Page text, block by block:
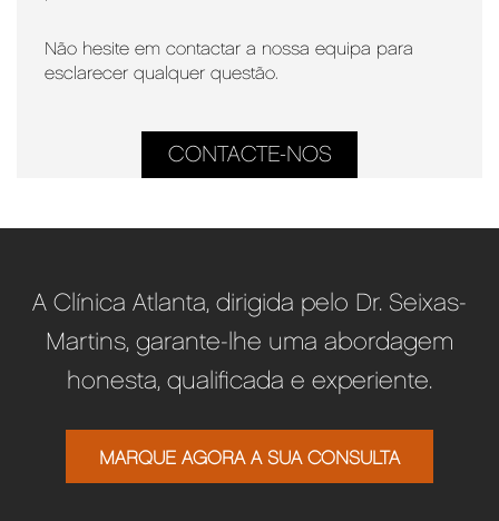
Não hesite em contactar a nossa equipa para
esclarecer qualquer questão.
CONTACTE-NOS
A Clínica Atlanta, dirigida pelo Dr. Seixas-
Martins, garante-lhe uma abordagem
honesta, qualificada e experiente.
MARQUE AGORA A SUA CONSULTA